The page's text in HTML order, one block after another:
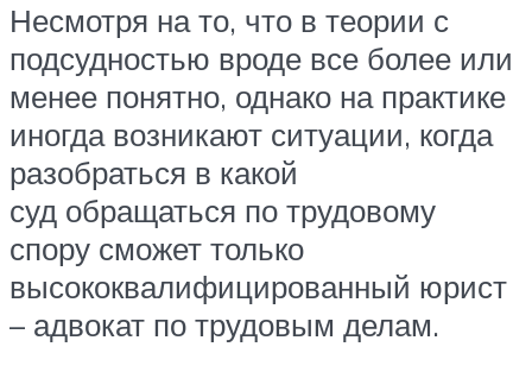
Несмотря на то, что в теории с
подсудностью вроде все более или
менее понятно, однако на практике
иногда возникают ситуации, когда
разобраться в какой
суд обращаться по трудовому
спору сможет только
высококвалифицированный юрист
– адвокат по трудовым делам.